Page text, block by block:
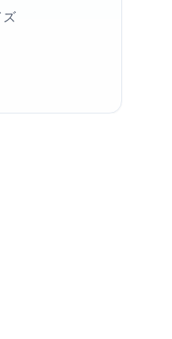
ズ